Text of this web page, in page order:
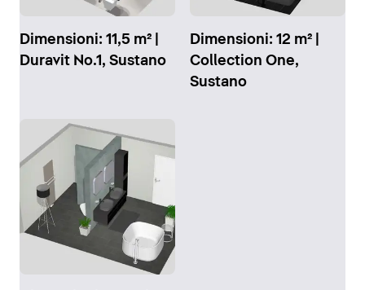
Dimensioni: 11,5 m² |
Duravit No.1, Sustano
Dimensioni: 12 m² |
Collection One,
Sustano